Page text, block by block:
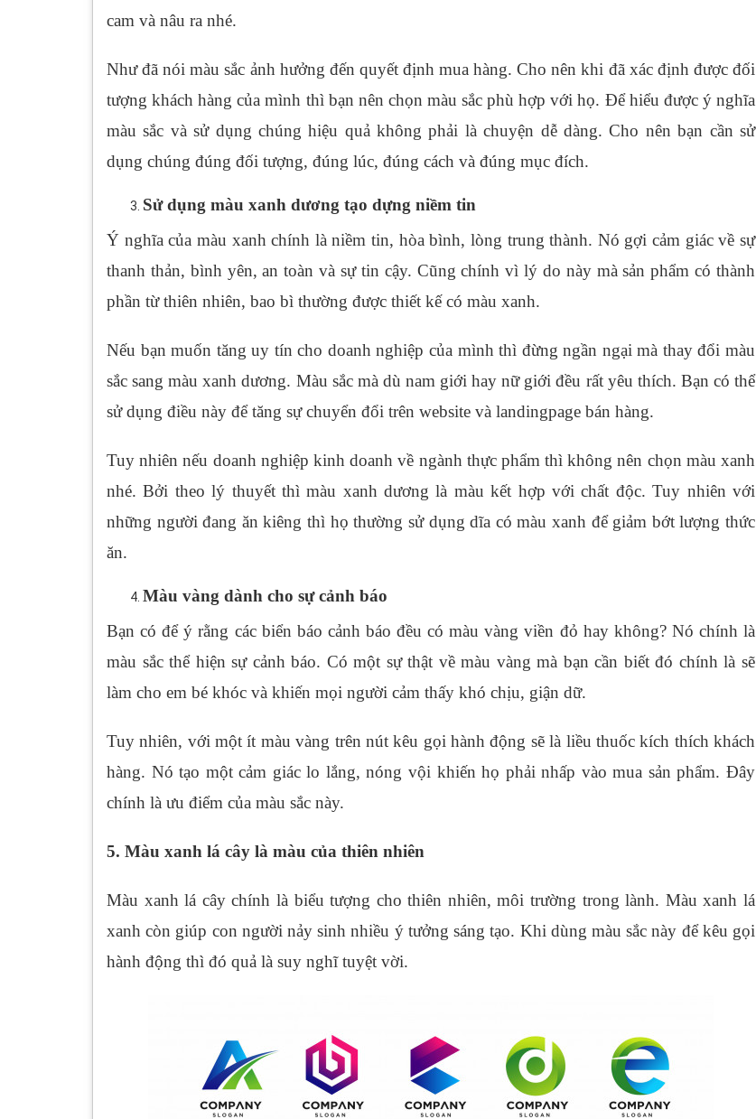
cam và nâu ra nhé.
Như đã nói màu sắc ảnh hưởng đến quyết định mua hàng. Cho nên khi đã xác định được đối
tượng khách hàng của mình thì bạn nên chọn màu sắc phù hợp với họ. Để hiểu được ý nghĩa
màu sắc và sử dụng chúng hiệu quả không phải là chuyện dễ dàng. Cho nên bạn cần sử
dụng chúng đúng đối tượng, đúng lúc, đúng cách và đúng mục đích.
Sử dụng màu xanh dương tạo dựng niềm tin
Ý nghĩa của màu xanh chính là niềm tin, hòa bình, lòng trung thành. Nó gợi cảm giác về sự
thanh thản, bình yên, an toàn và sự tin cậy. Cũng chính vì lý do này mà sản phẩm có thành
phần từ thiên nhiên, bao bì thường được thiết kế có màu xanh.
Nếu bạn muốn tăng uy tín cho doanh nghiệp của mình thì đừng ngần ngại mà thay đổi màu
sắc sang màu xanh dương. Màu sắc mà dù nam giới hay nữ giới đều rất yêu thích. Bạn có thể
sử dụng điều này để tăng sự chuyển đổi trên website và landingpage bán hàng.
Tuy nhiên nếu doanh nghiệp kinh doanh về ngành thực phẩm thì không nên chọn màu xanh
nhé. Bởi theo lý thuyết thì màu xanh dương là màu kết hợp với chất độc. Tuy nhiên với
những người đang ăn kiêng thì họ thường sử dụng dĩa có màu xanh để giảm bớt lượng thức
ăn.
Màu vàng dành cho sự cảnh báo
Bạn có để ý rằng các biển báo cảnh báo đều có màu vàng viền đỏ hay không? Nó chính là
màu sắc thể hiện sự cảnh báo. Có một sự thật về màu vàng mà bạn cần biết đó chính là sẽ
làm cho em bé khóc và khiến mọi người cảm thấy khó chịu, giận dữ.
Tuy nhiên, với một ít màu vàng trên nút kêu gọi hành động sẽ là liều thuốc kích thích khách
hàng. Nó tạo một cảm giác lo lắng, nóng vội khiến họ phải nhấp vào mua sản phẩm. Đây
chính là ưu điểm của màu sắc này.
5. Màu xanh lá cây là màu của thiên nhiên
Màu xanh lá cây chính là biểu tượng cho thiên nhiên, môi trường trong lành. Màu xanh lá
xanh còn giúp con người nảy sinh nhiều ý tưởng sáng tạo. Khi dùng màu sắc này để kêu gọi
hành động thì đó quả là suy nghĩ tuyệt vời.